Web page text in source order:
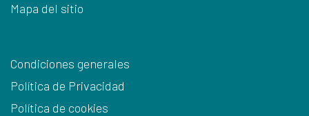
Mapa del sitio
Condiciones generales
Política de Privacidad
Política de cookies